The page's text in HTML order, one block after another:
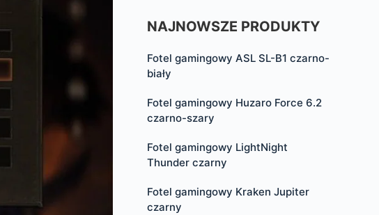
NAJNOWSZE PRODUKTY
Fotel gamingowy ASL SL-B1 czarno-
biały
Fotel gamingowy Huzaro Force 6.2
czarno-szary
Fotel gamingowy LightNight
Thunder czarny
Fotel gamingowy Kraken Jupiter
czarny